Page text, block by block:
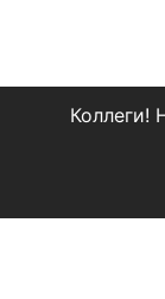
Коллеги!